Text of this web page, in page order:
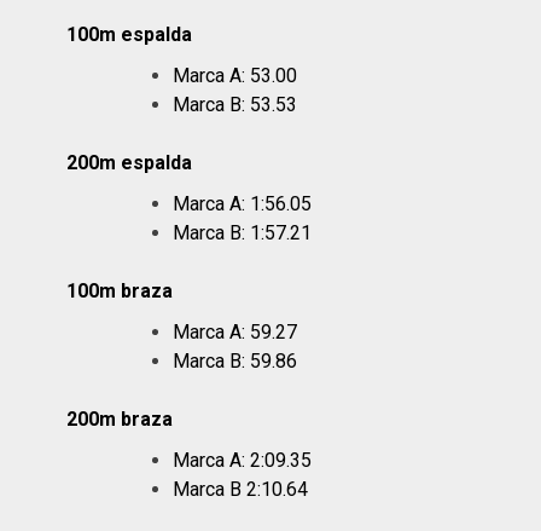
100m espalda
Marca A: 53.00
Marca B: 53.53
200m espalda
Marca A: 1:56.05
Marca B: 1:57.21
100m braza
Marca A: 59.27
Marca B: 59.86
200m braza
Marca A: 2:09.35
Marca B 2:10.64